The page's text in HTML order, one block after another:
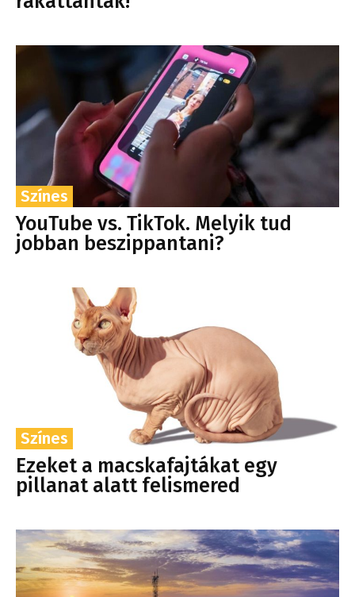
Színes
YouTube vs. TikTok. Melyik tud
jobban beszippantani?
Színes
Ezeket a macskafajtákat egy
pillanat alatt felismered